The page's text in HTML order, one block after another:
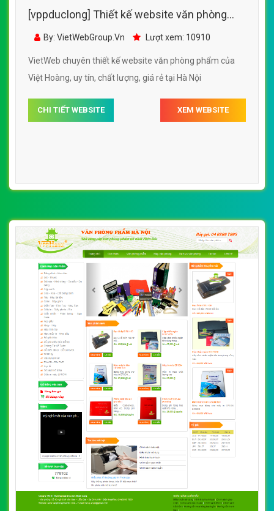
[vppduclong] Thiết kế website văn phòng
phẩm của Việt Hoàng đẹp SEO tốt
By: VietWebGroup.Vn Lượt xem: 10910
VietWeb chuyên thiết kế website văn phòng phẩm của
Việt Hoàng, uy tín, chất lượng, giá rẻ tại Hà Nội
CHI TIẾT WEBSITE XEM WEBSITE